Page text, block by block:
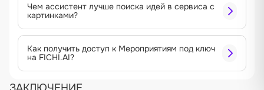
Чем ассистент лучше поиска идей в сервиса с
картинками?
Как получить доступ к Мероприятиям под ключ
на FICHI.AI?
ЗАКЛЮЧЕНИЕ